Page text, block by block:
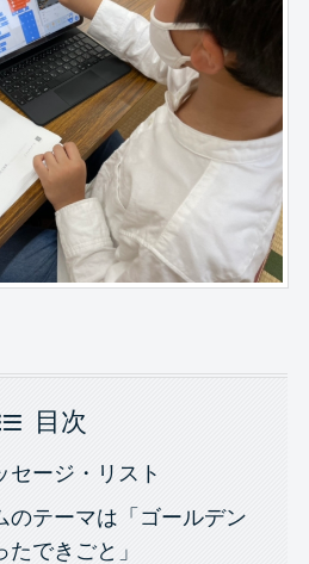
目次
ージ・リスト
のテーマは「ゴールデン
できごと」